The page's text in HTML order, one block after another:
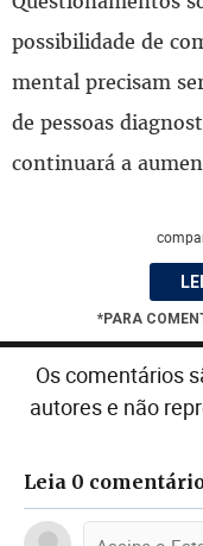
possibilidade de
mental precisam
de pessoas
continuará a
*PARA
Os comentários
autores e não
Leia 0